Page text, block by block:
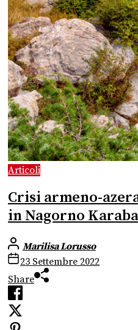
Articoli
Crisi armeno-
in Nagorno
Marilisa Lorusso
23 Settembre 2022
Share